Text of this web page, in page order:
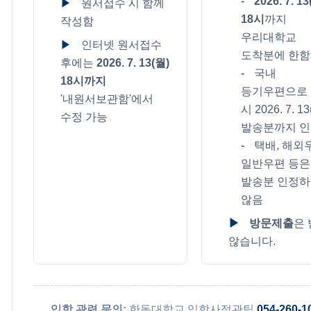
▶
원서접수 시 함께
작성함
▶
인터넷 원서접수
후에는 2026. 7. 13(월)
18시까지
'내원서보관함'에서
수정 가능
18시까지
우리대학교
도착분에 한함
-
국내
등기우편으로
시 2026. 7.
발송분까지
-
택배, 해외
일반우편 등은
발송분 인정
않음
▶
방문제출은
않습니다.